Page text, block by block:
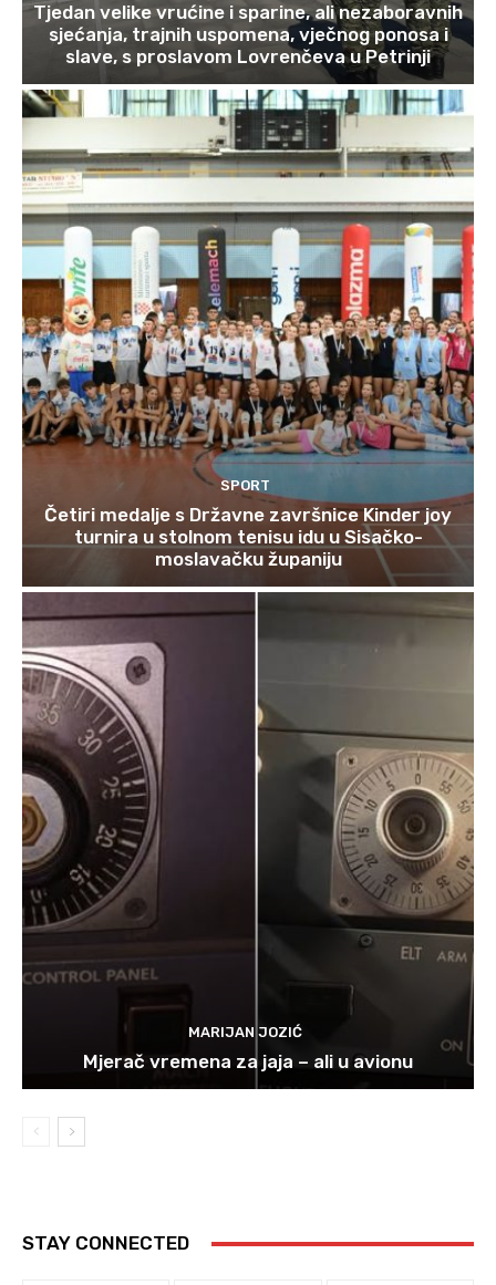
Tjedan velike vrućine i sparine, ali nezaboravnih
sjećanja, trajnih uspomena, vječnog ponosa i
slave, s proslavom Lovrenčeva u Petrinji
SPORT
Četiri medalje s Državne završnice Kinder joy
turnira u stolnom tenisu idu u Sisačko-
moslavačku županiju
MARIJAN JOZIĆ
Mjerač vremena za jaja – ali u avionu
STAY CONNECTED